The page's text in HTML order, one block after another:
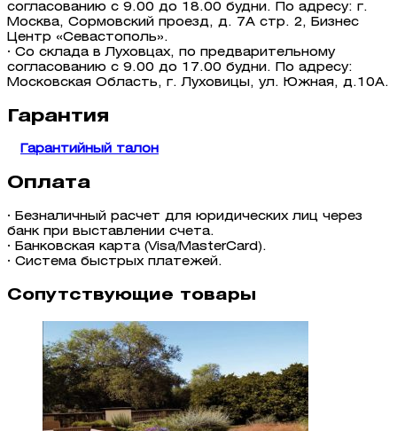
согласованию с 9.00 до 18.00 будни. По адресу: г.
Москва, Сормовский проезд, д. 7А стр. 2, Бизнес
Центр «Севастополь».
· Со склада в Луховцах, по предварительному
согласованию с 9.00 до 17.00 будни. По адресу:
Московская Область, г. Луховицы, ул. Южная, д.10А.
Гарантия
Гарантийный талон
Оплата
· Безналичный расчет для юридических лиц через
банк при выставлении счета.
· Банковская карта (Visa/MasterCard).
· Система быстрых платежей.
Сопутствующие товары